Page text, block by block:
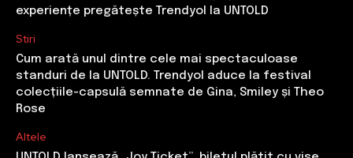
experiențe pregătește Trendyol la UNTOLD
Stiri
Cum arată unul dintre cele mai spectaculoase
standuri de la UNTOLD. Trendyol aduce la festival
colecțiile-capsulă semnate de Gina, Smiley și Theo
Rose
Altele